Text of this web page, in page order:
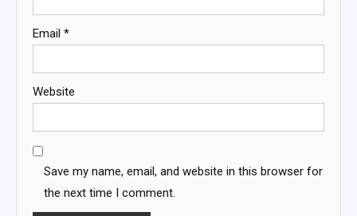
Email *
Website
Save my name, email, and website in this browser for
the next time I comment.